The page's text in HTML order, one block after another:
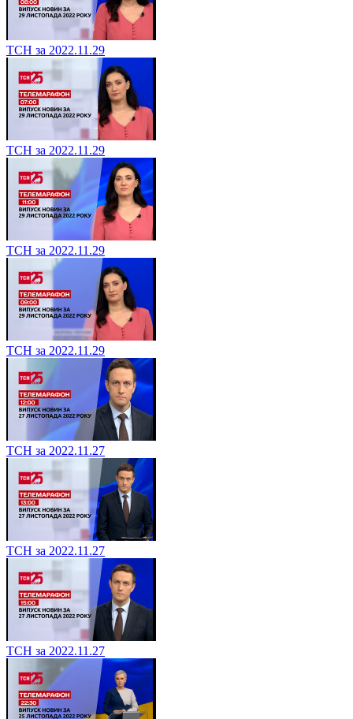
ТСН за 2022.11.29
ТСН за 2022.11.29
ТСН за 2022.11.29
ТСН за 2022.11.29
ТСН за 2022.11.27
ТСН за 2022.11.27
ТСН за 2022.11.27